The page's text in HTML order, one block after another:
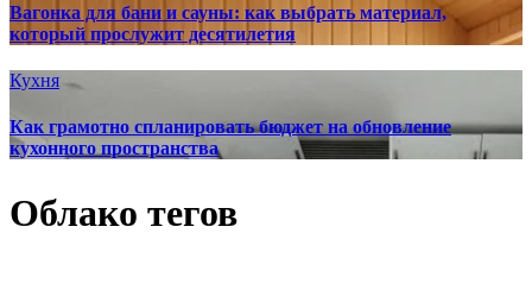
Вагонка для бани и сауны: как выбрать материал,
который прослужит десятилетия
Кухня
Как грамотно спланировать бюджет на обновление
кухонного пространства
Облако тегов